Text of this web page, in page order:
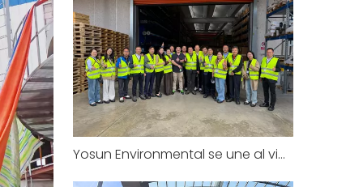
Yosun Environmental se une al viaje de estudios europeo de la Asociación de la Industria de Protección Ambiental de Suzhou: visita a la sede de CRI-MAN en Italia